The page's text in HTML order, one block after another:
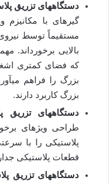
دستگاه­های تزریق
گیره­ای با مکانیزم
مستقیماً توسط
بالایی برخورداند.
که فضای کمتری
بزرگ را فراهم
بزرگ کاربرد دارند.
دستگاه­های تزریق
طراحی ویژه­ای
پلاستیکی را با
قطعات پلاستیکی
دستگاه­های تزریق